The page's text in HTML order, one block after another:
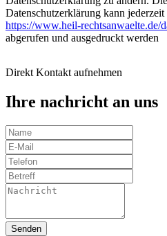
Datenschutzerklärung kann
https://www.heil-rechtsanwaelte.de/
abgerufen und ausgedruckt werden
Direkt Kontakt aufnehmen
Ihre nachricht an uns
Senden